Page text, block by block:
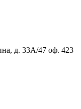
д. 33А/47 оф. 423